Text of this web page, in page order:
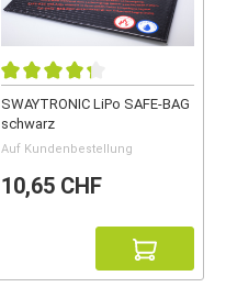
SWAYTRONIC LiPo SAFE-BAG
schwarz
Auf Kundenbestellung
10,65 CHF